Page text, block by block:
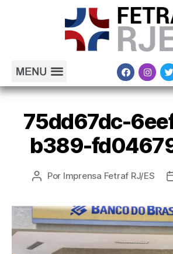
75dd67dc-
b389-
Por Imprensa Fetraf RJ/ES